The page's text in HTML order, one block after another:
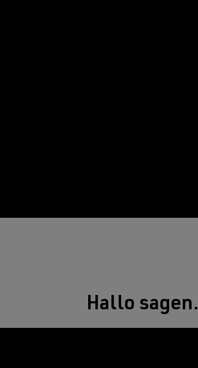
Hallo sagen.